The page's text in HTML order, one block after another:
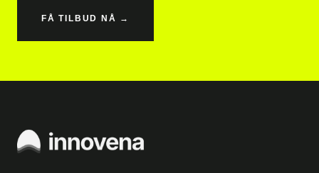
FÅ TILBUD NÅ →